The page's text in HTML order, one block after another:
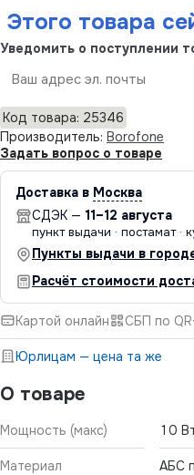
О товаре
Мощность (макс) 10
Материал АБС
Этого товара
Уведомить о поступлении
Код товара: 25346
Производитель: Borofone
Задать вопрос о товаре
Доставка в Москва
СДЭК — 11–12 августа
пункт выдачи · постамат ·
Пункты выдачи в
Расчёт стоимости
Картой онлайн СБП по
Юрлицам — цена та же